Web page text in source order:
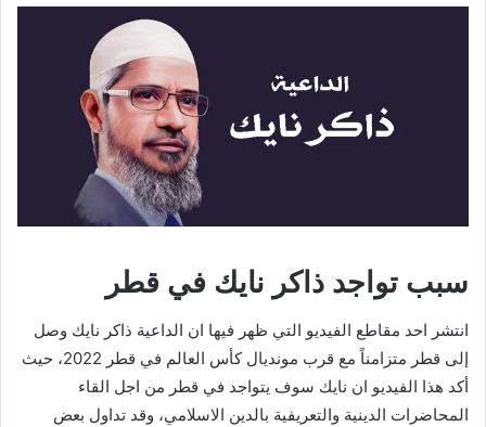
سبب تواجد ذاكر نايك في قطر
انتشر احد مقاطع الفيديو التي ظهر فيها ان الداعية ذاكر نايك وصل
إلى قطر متزامناً مع قرب مونديال كأس العالم في قطر 2022، حيث
أكد هذا الفيديو ان نايك سوف يتواجد في قطر من اجل القاء
المحاضرات الدينية والتعريفية بالدين الاسلامي، وقد تداول بعض